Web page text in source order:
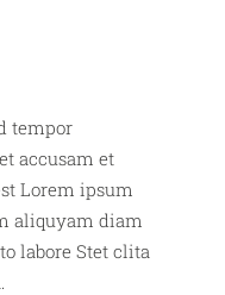
tempor
accusam et
Lorem ipsum
aliquyam diam
labore Stet clita